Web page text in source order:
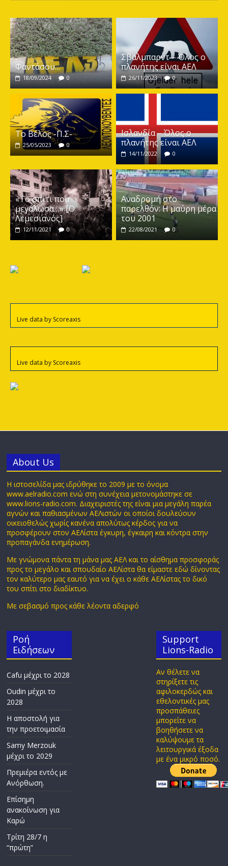
Φαντάσου…
18/09/2024 0
Σβάλμπαρντ – Όλος ο
πλανήτης είναι ΑΕΛ
26/11/2023 0
Το Βέλος -Π.Σ-
25/05/2023 0
Ισλανδία – Όλος ο
πλανήτης είναι ΑΕΛ
14/11/2022 0
«Το σπίτι που
μεγάλωσα…» [Ο
Λεμεσιανός]
12/11/2021 0
Αναδρομή στο
παρελθόν: Η μαύρη μέρα
του 2001
22/08/2021 0
Live data by Scoreaxis
Live data by Scoreaxis
Αbout Us
Η ιστοσελίδα μας ιδρύθηκε το 2009 με το όνομα
www.aelradio.com ενώ στη συνέχεια μετονομάστηκε σε
www.lions-radio.com. Διαχειριστές της είναι μια μεγάλη παρέα
αγνών και παθιασμένων ΑΕΛιστών οι οποίοι δουλεύουν
οικειοθελώς χωρίς κανένα απολύτως κέρδος για να
προσφέρουν στον ΑΕΛίστα έγκυρη, έγκαιρη και κόντρα στην
προπαγάνδα ενημέρωση.
Με γνώμονα πάντα τη μάνα μας ΑΕΛ και το αίσθημα προσφοράς
προς το μεγάλο και σπουδαίο ΑΕΛίστα θα είμαστε εδώ δίνοντας
τον καλύτερο μας εαυτό για να έχει ο κάθε ΑΕΛίστας το δικό
του σπίτι στο διαδίκτυο.
Με σεβασμό προς κάθε λέοντα αδερφό
Ροή
Ειδήσεων
Cafu μέχρι το 2028
Oudin μέχρι το
2028
Η αποστολή για
την προετοιμασία
Samy Merzouk
μέχρι το 2029
Πρεμιέρα εντός με
Ανόρθωση.
Επίσημη
ανακοίνωση για
Καρώ
Τρίτη 28/7 η
“πρώτη”
Support
Lions-Radio
Αν θέλετε να
στηρίξετε τις
αφιλοκερδώς και
εθελοντικές μας
προσπάθειες
μπορείτε να
βοηθήσετε να
καλύψουμε τα
λειτουργικά έξοδα
με ένα μικρό ποσό.